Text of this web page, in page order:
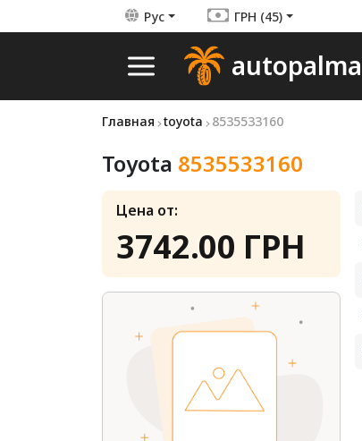
Рус ГРН (45)
autopalma
Главная toyota 8535533160
Toyota 8535533160
Цена от:
3742.00 ГРН